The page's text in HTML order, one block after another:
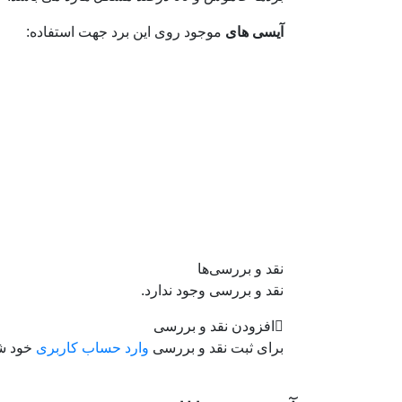
آیسی های موجود روی این برد جهت استفاده:
نقد و بررسی‌ها
نقد و بررسی وجود ندارد.
افزودن نقد و بررسی
برای ثبت نقد و بررسی وارد حساب کاربری خود